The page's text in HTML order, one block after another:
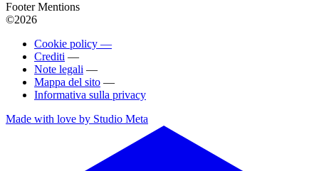
Footer Mentions
©2026
Cookie policy —
Crediti —
Note legali —
Mappa del sito —
Informativa sulla privacy
Made with love by Studio Meta